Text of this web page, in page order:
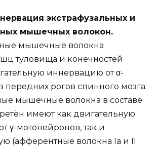
экстрафузальных и
мышечных волокон.
мышечные волокна
туловища и конечностей
иннервацию от α-
передних рогов спинного мозга.
мышечные волокна в составе
имеют как двигательную
γ-мотонейронов, так и
(афферентные волокна Iа и II